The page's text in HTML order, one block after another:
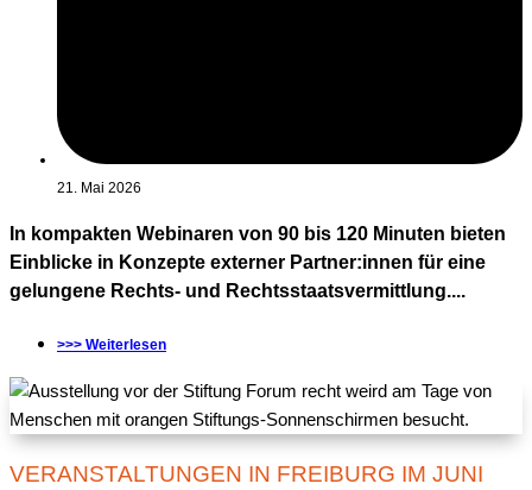
21. Mai 2026
In kompakten Webinaren von 90 bis 120 Minuten bieten
Einblicke in Konzepte externer Partner:innen für eine
gelungene Rechts- und Rechtsstaatsvermittlung....
>>> Weiterlesen
VERANSTALTUNGEN IN FREIBURG IM JUNI